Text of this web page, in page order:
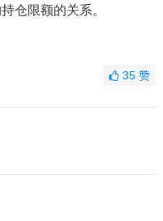
仓限额的关系。
35赞